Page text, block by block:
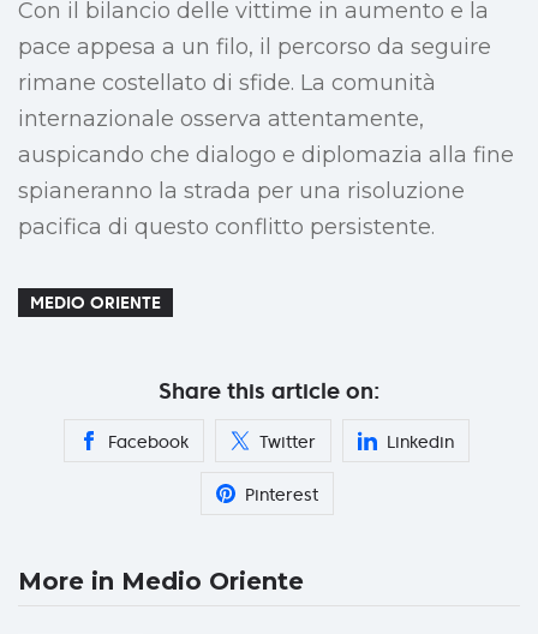
Con il bilancio delle vittime in aumento e la
pace appesa a un filo, il percorso da seguire
rimane costellato di sfide. La comunità
internazionale osserva attentamente,
auspicando che dialogo e diplomazia alla fine
spianeranno la strada per una risoluzione
pacifica di questo conflitto persistente.
MEDIO ORIENTE
Share this article on:
Facebook Twitter Linkedin
Pinterest
More in Medio Oriente